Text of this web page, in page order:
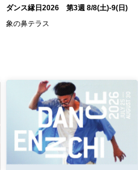
ダンス縁日2026 第3週 8/8(土)-9(日)
象の鼻テラス